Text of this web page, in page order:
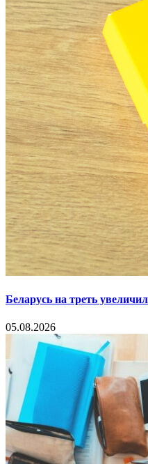
Беларусь на треть
05.08.2026